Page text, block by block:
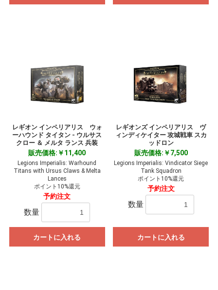
レギオン インペリアリス ウォ
ーハウンド タイタン - ウルサス
クロー ＆ メルタ ランス 兵装
販売価格:￥11,400
Legions Imperialis: Warhound
Titans with Ursus Claws & Melta
Lances
ポイント10%還元
予約注文
数量
カートに入れる
レギオンズ インペリアリス ヴ
ィンディケイター 攻城戦車 スカ
ッドロン
販売価格:￥7,500
Legions Imperialis: Vindicator Siege
Tank Squadron
ポイント10%還元
予約注文
数量
カートに入れる